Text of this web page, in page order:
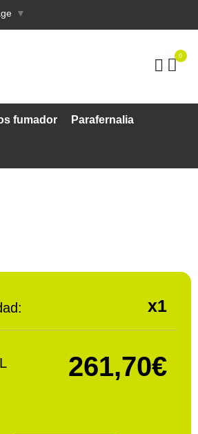
▼
0
fumador Parafernalia
x1
261,70€